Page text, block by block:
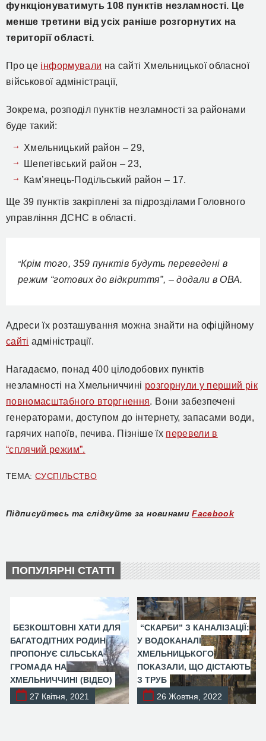
функціонуватимуть 108 пунктів незламності. Це
менше третини від усіх раніше розгорнутих на
території області.
Про це інформували на сайті Хмельницької обласної
військової адміністрації,
Зокрема, розподіл пунктів незламності за районами
буде такий:
Хмельницький район – 29,
Шепетівський район – 23,
Кам’янець-Подільський район – 17.
Ще 39 пунктів закріплені за підрозділами Головного
управління ДСНС в області.
“Крім того,359 пунктів будуть переведені в
режим “готових до відкриття”, –додали в ОВА.
Адреси їх розташування можна знайти на офіційному
сайті адміністрації.
Нагадаємо, понад 400 цілодобових пунктів
незламності на Хмельниччині розгорнули у перший рік
повномасштабного вторгнення. Вони забезпечені
генераторами, доступом до інтернету, запасами води,
гарячих напоїв, печива. Пізніше їх перевели в
“сплячий режим”.
ТЕМА:СУСПІЛЬСТВО
Підписуйтесь та слідкуйте за новинами Facebook
ПОПУЛЯРНІ СТАТТІ
БЕЗКОШТОВНІ ХАТИ ДЛЯ
БАГАТОДІТНИХ РОДИН
ПРОПОНУЄ СІЛЬСЬКА
ГРОМАДА НА
ХМЕЛЬНИЧЧИНІ (ВІДЕО)
27 Квітня, 2021
“СКАРБИ” З КАНАЛІЗАЦІЇ:
У ВОДОКАНАЛІ
ХМЕЛЬНИЦЬКОГО
ПОКАЗАЛИ, ЩО ДІСТАЮТЬ
З ТРУБ
26 Жовтня, 2022